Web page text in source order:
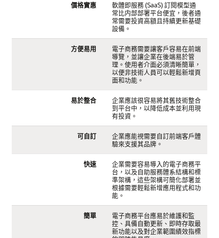
價格實惠
軟體即服務 (SaaS) 訂閱模型通
常比内部部署平台便宜，後者通
常需要投資高額且持續更新基礎
設備。
方便易用
電子商務需要讓客戶容易在前端
導覽，並讓企業在後端易於管
理。使用者介面必須清晰簡單，
以便非技術人員可以輕鬆新增頁
面和功能。
易於整合
企業應該很容易將其舊技術整合
到平台中，以降低成本並利用現
有投資。
可自訂
企業應能視需要自訂前端客戶體
驗來支援其品牌。
快速
企業需要容易導入的電子商務平
台，以及自助服務體系結構和標
準架構，這些架構可簡化部署並
根據需要輕鬆新增應用程式和功
能。
簡單
電子商務平台應易於維護和監
控、具備自動更新、即時存取最
新功能以及對企業範圍績效指標